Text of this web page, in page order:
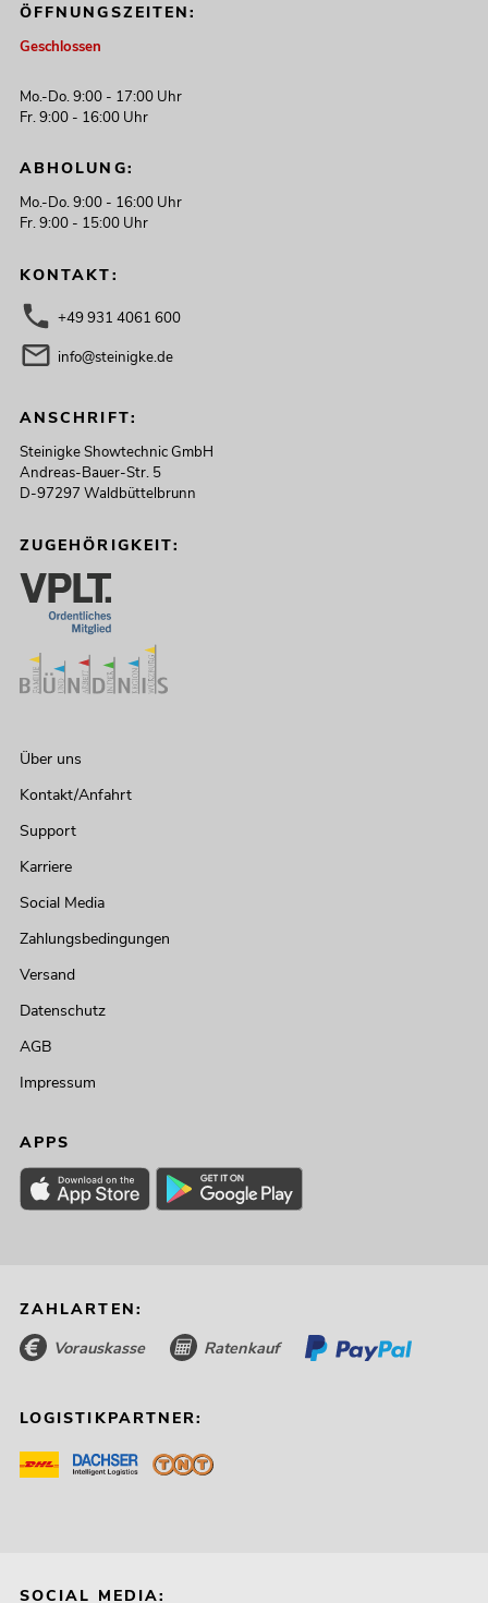
ÖFFNUNGSZEITEN:
Geschlossen
Mo.-Do. 9:00 - 17:00 Uhr
Fr. 9:00 - 16:00 Uhr
ABHOLUNG:
Mo.-Do. 9:00 - 16:00 Uhr
Fr. 9:00 - 15:00 Uhr
KONTAKT:
+49 931 4061 600
info@steinigke.de
ANSCHRIFT:
Steinigke Showtechnic GmbH
Andreas-Bauer-Str. 5
D-97297 Waldbüttelbrunn
ZUGEHÖRIGKEIT:
Über uns
Kontakt/Anfahrt
Support
Karriere
Social Media
Zahlungsbedingungen
Versand
Datenschutz
AGB
Impressum
APPS
ZAHLARTEN:
Vorauskasse Ratenkauf
LOGISTIKPARTNER:
SOCIAL MEDIA: